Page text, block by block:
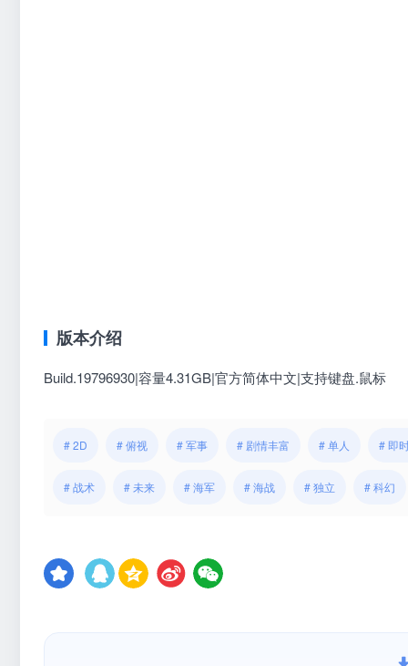
版本介绍
Build.19796930|容量4.31GB|官方简体中文|支持键盘.鼠标
# 2D # 俯视 # 军事 # 剧情丰富 # 单人 # 即
# 战术 # 未来 # 海军 # 海战 # 独立 # 科幻